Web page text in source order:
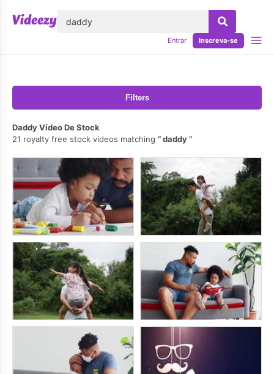
Entrar Inscreva-se
Filters
Daddy Vídeo De Stock
21 royalty free stock videos matching
daddy